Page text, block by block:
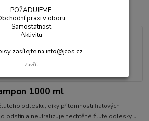
šampon 1000 ml
1000 ml
odlesku, díky přítomnosti fialových
odstín a neutralizuje nechtěné žluté odlesky u
POŽADUJEME:
praxi v oboru
Samostatnost
Aktivitu
zasílejte na info@jcos.cz
Zavřít